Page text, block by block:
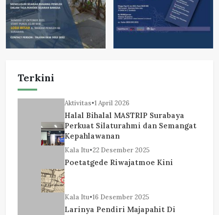
Terkini
Aktivitas•1 April 2026
Halal Bihalal MASTRIP Surabaya
Perkuat Silaturahmi dan Semangat
Kepahlawanan
Kala Itu•22 Desember 2025
Poetatgede Riwajatmoe Kini
Kala Itu•16 Desember 2025
Larinya Pendiri Majapahit Di